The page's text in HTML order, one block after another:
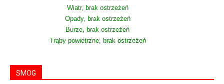
Wiatr, brak ostrzeżeń
Opady, brak ostrzeżeń
Burze, brak ostrzeżeń
Trąby powietrzne, brak ostrzeżeń
SMOG